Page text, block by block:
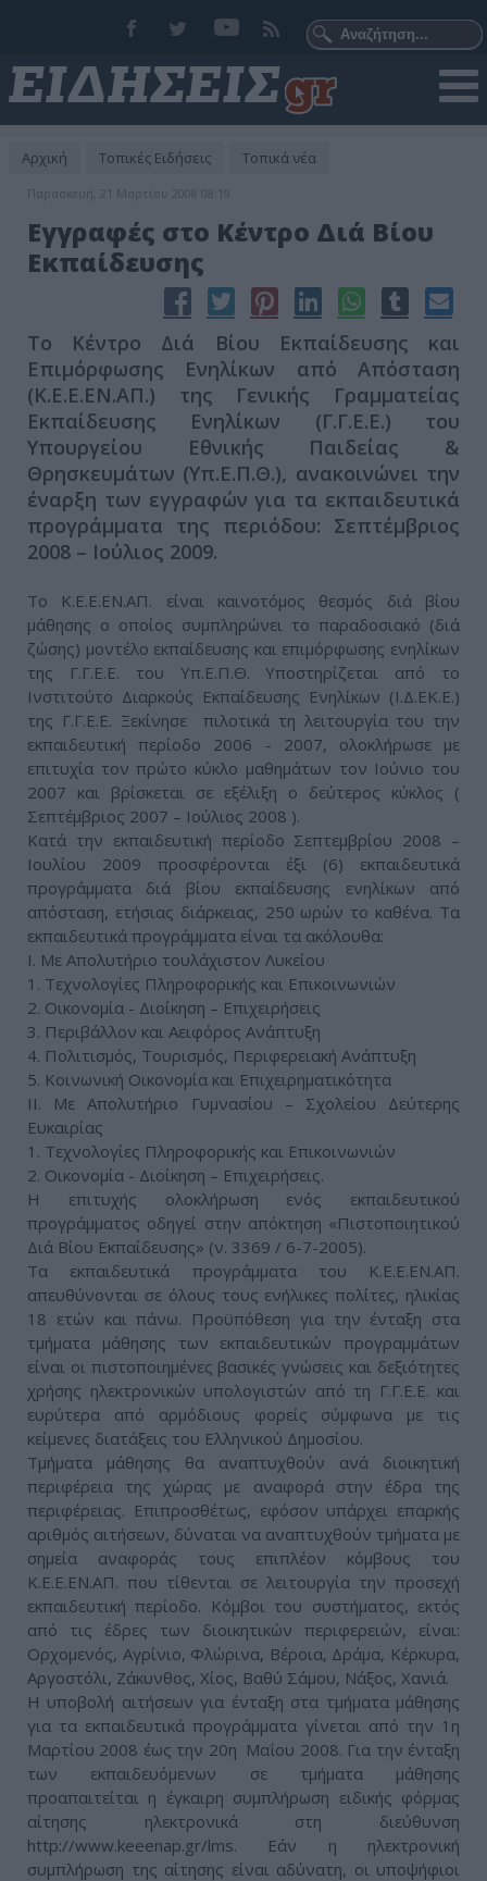
Αρχική Τοπικές Ειδήσεις Τοπικά νέα
Παρασκευή, 21 Μαρτίου 2008 08:19
Εγγραφές στο Κέντρο Διά Βίου
Εκπαίδευσης
Το Κέντρο Διά Βίου Εκπαίδευσης και
Επιμόρφωσης Ενηλίκων από Απόσταση
(Κ.Ε.Ε.ΕΝ.ΑΠ.) της Γενικής Γραμματείας
Εκπαίδευσης Ενηλίκων (Γ.Γ.Ε.Ε.) του
Υπουργείου Εθνικής Παιδείας &
Θρησκευμάτων (Υπ.Ε.Π.Θ.), ανακοινώνει την
έναρξη των εγγραφών για τα εκπαιδευτικά
προγράμματα της περιόδου: Σεπτέμβριος
2008 – Ιούλιος 2009.
Το Κ.Ε.Ε.ΕΝ.ΑΠ. είναι καινοτόμος θεσμός διά βίου
μάθησης ο οποίος συμπληρώνει το παραδοσιακό (διά
ζώσης) μοντέλο εκπαίδευσης και επιμόρφωσης ενηλίκων
της Γ.Γ.Ε.Ε. του Υπ.Ε.Π.Θ. Υποστηρίζεται από το
Ινστιτούτο Διαρκούς Εκπαίδευσης Ενηλίκων (Ι.Δ.ΕΚ.Ε.)
της Γ.Γ.Ε.Ε. Ξεκίνησε πιλοτικά τη λειτουργία του την
εκπαιδευτική περίοδο 2006 - 2007, ολοκλήρωσε με
επιτυχία τον πρώτο κύκλο μαθημάτων τον Ιούνιο του
2007 και βρίσκεται σε εξέλιξη ο δεύτερος κύκλος (
Σεπτέμβριος 2007 – Ιούλιος 2008 ).
Κατά την εκπαιδευτική περίοδο Σεπτεμβρίου 2008 –
Ιουλίου 2009 προσφέρονται έξι (6) εκπαιδευτικά
προγράμματα διά βίου εκπαίδευσης ενηλίκων από
απόσταση, ετήσιας διάρκειας, 250 ωρών το καθένα. Τα
εκπαιδευτικά προγράμματα είναι τα ακόλουθα:
I. Με Απολυτήριο τουλάχιστον Λυκείου
1. Τεχνολογίες Πληροφορικής και Επικοινωνιών
2. Οικονομία - Διοίκηση – Επιχειρήσεις
3. Περιβάλλον και Αειφόρος Ανάπτυξη
4. Πολιτισμός, Τουρισμός, Περιφερειακή Ανάπτυξη
5. Κοινωνική Οικονομία και Επιχειρηματικότητα
II. Με Απολυτήριο Γυμνασίου – Σχολείου Δεύτερης
Ευκαιρίας
1. Τεχνολογίες Πληροφορικής και Επικοινωνιών
2. Οικονομία - Διοίκηση – Επιχειρήσεις.
Η επιτυχής ολοκλήρωση ενός εκπαιδευτικού
προγράμματος οδηγεί στην απόκτηση «Πιστοποιητικού
Διά Βίου Εκπαίδευσης» (ν. 3369 / 6-7-2005).
Τα εκπαιδευτικά προγράμματα του Κ.Ε.Ε.ΕΝ.ΑΠ.
απευθύνονται σε όλους τους ενήλικες πολίτες, ηλικίας
18 ετών και πάνω. Προϋπόθεση για την ένταξη στα
τμήματα μάθησης των εκπαιδευτικών προγραμμάτων
είναι οι πιστοποιημένες βασικές γνώσεις και δεξιότητες
χρήσης ηλεκτρονικών υπολογιστών από τη Γ.Γ.Ε.Ε. και
ευρύτερα από αρμόδιους φορείς σύμφωνα με τις
κείμενες διατάξεις του Ελληνικού Δημοσίου.
Tμήματα μάθησης θα αναπτυχθούν ανά διοικητική
περιφέρεια της χώρας με αναφορά στην έδρα της
περιφέρειας. Επιπροσθέτως, εφόσον υπάρχει επαρκής
αριθμός αιτήσεων, δύναται να αναπτυχθούν τμήματα με
σημεία αναφοράς τους επιπλέον κόμβους του
Κ.Ε.Ε.ΕΝ.ΑΠ. που τίθενται σε λειτουργία την προσεχή
εκπαιδευτική περίοδο. Κόμβοι του συστήματος, εκτός
από τις έδρες των διοικητικών περιφερειών, είναι:
Ορχομενός, Αγρίνιο, Φλώρινα, Βέροια, Δράμα, Κέρκυρα,
Αργοστόλι, Ζάκυνθος, Χίος, Βαθύ Σάμου, Νάξος, Χανιά.
Η υποβολή αιτήσεων για ένταξη στα τμήματα μάθησης
για τα εκπαιδευτικά προγράμματα γίνεται από την 1η
Μαρτίου 2008 έως την 20η Μαΐου 2008. Για την ένταξη
των εκπαιδευόμενων σε τμήματα μάθησης
προαπαιτείται η έγκαιρη συμπλήρωση ειδικής φόρμας
αίτησης ηλεκτρονικά στη διεύθυνση
http://www.keeenap.gr/lms. Εάν η ηλεκτρονική
συμπλήρωση της αίτησης είναι αδύνατη, οι υποψήφιοι